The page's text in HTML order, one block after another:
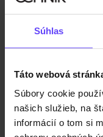
Súhlas
Táto webová
Súbory cookie
našich služieb, na
informácií o tom si
alebo cestovných
ľubovoľne – zľava
Popis produktu
Detaily